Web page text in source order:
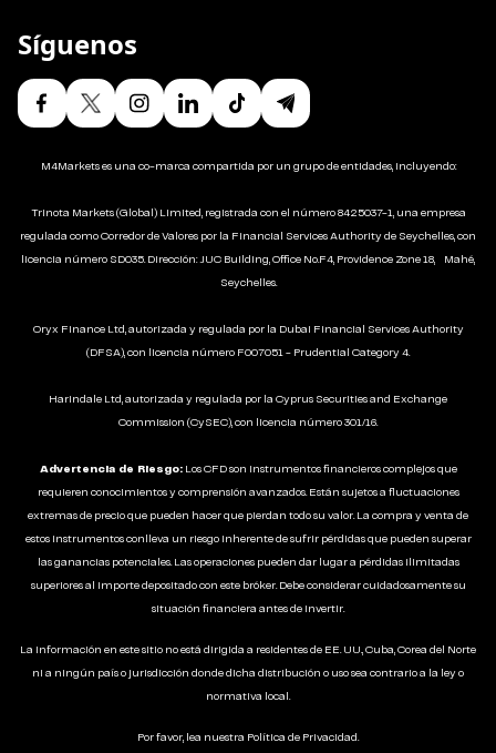
Síguenos
M4Markets es una co-marca compartida por un grupo de entidades, incluyendo:
Trinota Markets (Global) Limited, registrada con el número 8425037-1, una empresa
regulada como Corredor de Valores por la Financial Services Authority de Seychelles, con
licencia número SD035. Dirección: JUC Building, Office No.F4, Providence Zone 18, Mahé,
Seychelles.
Oryx Finance Ltd, autorizada y regulada por la Dubai Financial Services Authority
(DFSA), con licencia número F007051 - Prudential Category 4.
Harindale Ltd, autorizada y regulada por la Cyprus Securities and Exchange
Commission (CySEC), con licencia número 301/16.
Advertencia de Riesgo:Los CFD son instrumentos financieros complejos que
requieren conocimientos y comprensión avanzados. Están sujetos a fluctuaciones
extremas de precio que pueden hacer que pierdan todo su valor. La compra y venta de
estos instrumentos conlleva un riesgo inherente de sufrir pérdidas que pueden superar
las ganancias potenciales. Las operaciones pueden dar lugar a pérdidas ilimitadas
superiores al importe depositado con este bróker. Debe considerar cuidadosamente su
situación financiera antes de invertir.
La información en este sitio no está dirigida a residentes de EE. UU., Cuba, Corea del Norte
ni a ningún país o jurisdicción donde dicha distribución o uso sea contrario a la ley o
normativa local.
Por favor, lea nuestra Política de Privacidad .